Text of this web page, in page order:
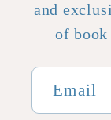
and
of book
Email